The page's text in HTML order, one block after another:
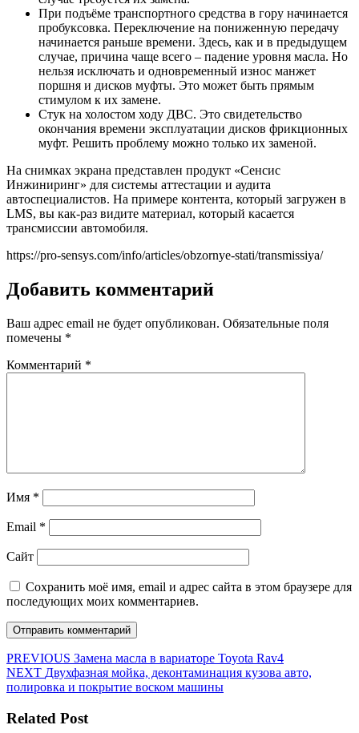
При подъёме транспортного средства в гору начинается
пробуксовка. Переключение на пониженную передачу
начинается раньше времени. Здесь, как и в предыдущем
случае, причина чаще всего – падение уровня масла. Но
нельзя исключать и одновременный износ манжет
поршня и дисков муфты. Это может быть прямым
стимулом к их замене.
Cтук на холостом ходу ДВС. Это свидетельство
окончания времени эксплуатации дисков фрикционных
муфт. Решить проблему можно только их заменой.
На снимках экрана представлен продукт «Сенсис
Инжиниринг» для системы аттестации и аудита
автоспециалистов. На примере контента, который загружен в
LMS, вы как-раз видите материал, который касается
трансмиссии автомобиля.
https://pro-sensys.com/info/articles/obzornye-stati/transmissiya/
Добавить комментарий
Ваш адрес email не будет опубликован. Обязательные поля
помечены *
Комментарий *
Имя *
Email *
Сайт
Сохранить моё имя, email и адрес сайта в этом браузере для
последующих моих комментариев.
Навигация
по
PREVIOUS Предыдущая
запись:
Замена масла в вариаторе Toyota Rav4
NEXT Следующая
запись:
Двухфазная мойка, деконтаминация кузова авто,
полировка и покрытие воском машины
Related Post